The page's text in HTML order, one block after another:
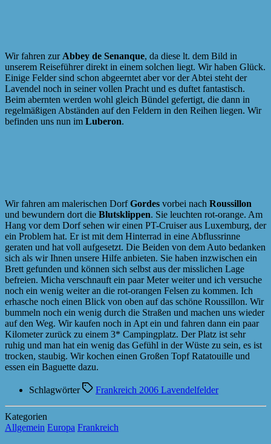
Wir fahren zur Abbey de Senanque, da diese lt. dem Bild in
unserem Reiseführer direkt in einem solchen liegt. Wir haben Glück.
Einige Felder sind schon abgeerntet aber vor der Abtei steht der
Lavendel noch in seiner vollen Pracht und es duftet fantastisch.
Beim abernten werden wohl gleich Bündel gefertigt, die dann in
regelmäßigen Abständen auf den Feldern in den Reihen liegen. Wir
befinden uns nun im Luberon.
Wir fahren am malerischen DorfGordes vorbei nach Roussillon
und bewundern dort die Blutsklippen. Sie leuchten rot-orange. Am
Hang vor dem Dorf sehen wir einen PT-Cruiser aus Luxemburg, der
ein Problem hat. Er ist mit dem Hinterrad in eine Abflussrinne
geraten und hat voll aufgesetzt. Die Beiden von dem Auto bedanken
sich als wir Ihnen unsere Hilfe anbieten. Sie haben inzwischen ein
Brett gefunden und können sich selbst aus der misslichen Lage
befreien. Micha verschnauft ein paar Meter weiter und ich versuche
noch ein wenig weiter an die rot-orangen Felsen zu kommen. Ich
erhasche noch einen Blick von oben auf das schöne Roussillon. Wir
bummeln noch ein wenig durch die Straßen und machen uns wieder
auf den Weg. Wir kaufen noch in Apt ein und fahren dann ein paar
Kilometer zurück zu einem 3* Campingplatz. Der Platz ist sehr
ruhig und man hat ein wenig das Gefühl in der Wüste zu sein, es ist
trocken, staubig. Wir kochen einen Großen Topf Ratatouille und
essen ein Baguette dazu.
Schlagwörter Frankreich 2006 Lavendelfelder
Kategorien
Allgemein Europa Frankreich